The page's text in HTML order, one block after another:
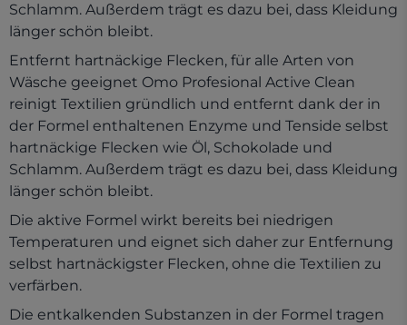
Schlamm. Außerdem trägt es dazu bei, dass Kleidung
länger schön bleibt.
Entfernt hartnäckige Flecken, für alle Arten von
Wäsche geeignet Omo Profesional Active Clean
reinigt Textilien gründlich und entfernt dank der in
der Formel enthaltenen Enzyme und Tenside selbst
hartnäckige Flecken wie Öl, Schokolade und
Schlamm. Außerdem trägt es dazu bei, dass Kleidung
länger schön bleibt.
Die aktive Formel wirkt bereits bei niedrigen
Temperaturen und eignet sich daher zur Entfernung
selbst hartnäckigster Flecken, ohne die Textilien zu
verfärben.
Die entkalkenden Substanzen in der Formel tragen